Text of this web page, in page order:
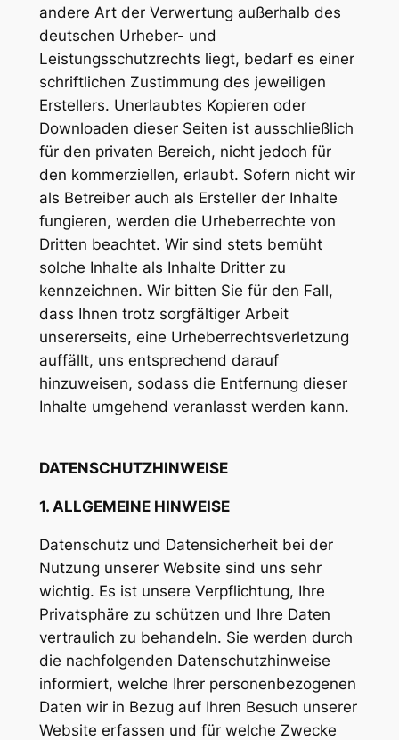
andere Art der Verwertung außerhalb des
deutschen Urheber- und
Leistungsschutzrechts liegt, bedarf es einer
schriftlichen Zustimmung des jeweiligen
Erstellers. Unerlaubtes Kopieren oder
Downloaden dieser Seiten ist ausschließlich
für den privaten Bereich, nicht jedoch für
den kommerziellen, erlaubt. Sofern nicht wir
als Betreiber auch als Ersteller der Inhalte
fungieren, werden die Urheberrechte von
Dritten beachtet. Wir sind stets bemüht
solche Inhalte als Inhalte Dritter zu
kennzeichnen. Wir bitten Sie für den Fall,
dass Ihnen trotz sorgfältiger Arbeit
unsererseits, eine Urheberrechtsverletzung
auffällt, uns entsprechend darauf
hinzuweisen, sodass die Entfernung dieser
Inhalte umgehend veranlasst werden kann.
DATENSCHUTZHINWEISE
1. ALLGEMEINE HINWEISE
Datenschutz und Datensicherheit bei der
Nutzung unserer Website sind uns sehr
wichtig. Es ist unsere Verpflichtung, Ihre
Privatsphäre zu schützen und Ihre Daten
vertraulich zu behandeln. Sie werden durch
die nachfolgenden Datenschutzhinweise
informiert, welche Ihrer personenbezogenen
Daten wir in Bezug auf Ihren Besuch unserer
Website erfassen und für welche Zwecke